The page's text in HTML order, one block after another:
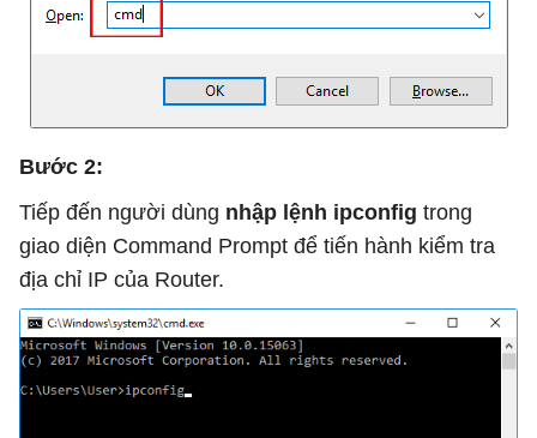
Bước 2:
Tiếp đến người dùng nhập lệnh ipconfig trong
giao diện Command Prompt để tiến hành kiểm tra
địa chỉ IP của Router.